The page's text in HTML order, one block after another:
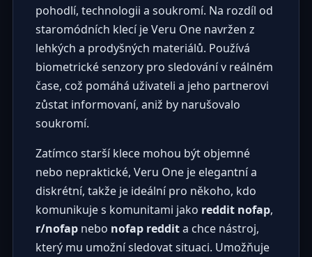
pohodlí, technologii a soukromí. Na rozdíl od
staromódních klecí je Veru One navržen z
lehkých a prodyšných materiálů. Používá
biometrické senzory pro sledování v reálném
čase, což pomáhá uživateli a jeho partnerovi
zůstat informovaní, aniž by narušovalo
soukromí.
Zatímco starší klece mohou být objemné
nebo nepraktické, Veru One je elegantní a
diskrétní, takže je ideální pro někoho, kdo
komunikuje s komunitami jako reddit nofap,
r/nofapnebo nofap reddita chce nástroj,
který mu umožní sledovat situaci. Umožňuje